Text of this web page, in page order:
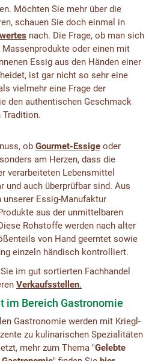
Möchten Sie mehr über die
schauen Sie doch einmal in
nach. Die Frage, ob man sich
oder einen mit
Essig aus den Händen einer
ist gar nicht so sehr eine
vielmehr eine Frage der
den authentischen Geschmack
Tradition.
ob Gourmet-Essige oder
am Herzen, dass die
verarbeiteten Lebensmittel
und auch überprüfbar sind. Aus
unserer Essig-Manufaktur
aus der unmittelbaren
Rohstoffe werden nach alter
von Hand geerntet sowie
einzeln händisch kontrolliert.
im gut sortierten Fachhandel
Verkaufsstellen.
im Bereich Gastronomie
Gastronomie werden mit Kriegl-
zu kulinarischen Spezialitäten
mehr zum Thema "Gelebte